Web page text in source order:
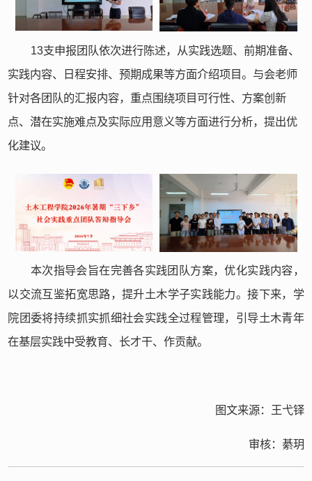
13支申报团队依次进行陈述，从实践选题、前期准备、
实践内容、日程安排、预期成果等方面介绍项目。与会老师
针对各团队的汇报内容，重点围绕项目可行性、方案创新
点、潜在实施难点及实际应用意义等方面进行分析，提出优
化建议。
本次指导会旨在完善各实践团队方案，优化实践内容，
以交流互鉴拓宽思路，提升土木学子实践能力。接下来，学
院团委将持续抓实抓细社会实践全过程管理，引导土木青年
在基层实践中受教育、长才干、作贡献。
图文来源：王弋铎
审核：綦玥